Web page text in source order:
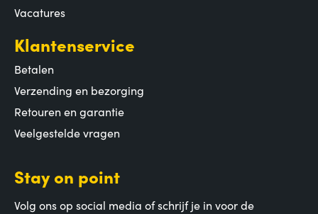
Vacatures
Klantenservice
Betalen
Verzending en bezorging
Retouren en garantie
Veelgestelde vragen
Stay on point
Volg ons op social media of schrijf je in voor de